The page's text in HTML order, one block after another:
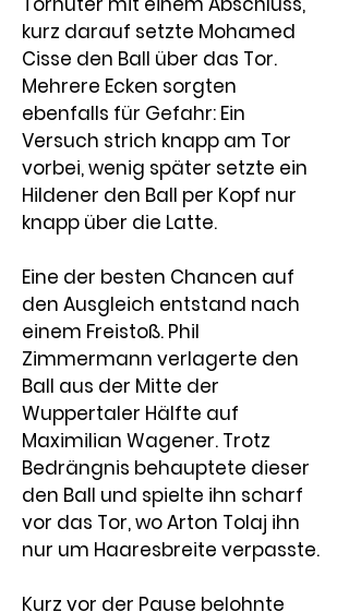
kurz darauf setzte Mohamed
Cisse den Ball über das Tor.
Mehrere Ecken sorgten
ebenfalls für Gefahr: Ein
Versuch strich knapp am Tor
vorbei, wenig später setzte ein
Hildener den Ball per Kopf nur
knapp über die Latte.
Eine der besten Chancen auf
den Ausgleich entstand nach
einem Freistoß. Phil
Zimmermann verlagerte den
Ball aus der Mitte der
Wuppertaler Hälfte auf
Maximilian Wagener. Trotz
Bedrängnis behauptete dieser
den Ball und spielte ihn scharf
vor das Tor, wo Arton Tolaj ihn
nur um Haaresbreite verpasste.
Kurz vor der Pause belohnte